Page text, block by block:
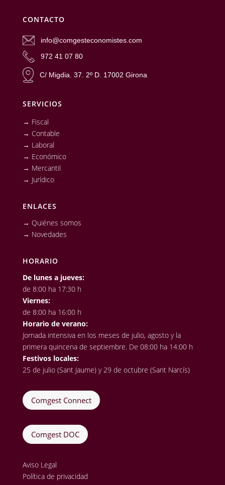
CONTACTO
info@comgesteconomistes.com
972 41 07 80
C/ Migdia. 37. 2º D. 17002 Girona
SERVICIOS
→ Fiscal
→ Contable
→ Laboral
→ Económico
→ Mercantil
→ Jurídico
ENLACES
→ Quiénes somos
→ Novedades
HORARIO
De lunes a jueves:
de 8:00 ha 17:30 h
Viernes:
de 8:00 ha 16:00 h
Horario de verano:
Jornada intensiva en los meses de julio, agosto y la
primera quincena de septiembre. De 08:00 ha 14:00 h
Festivos locales:
25 de julio (Sant Jaume) y 29 de octubre (Sant Narcís)
Comgest Connect
Comgest DOC
Aviso Legal
Política de privacidad